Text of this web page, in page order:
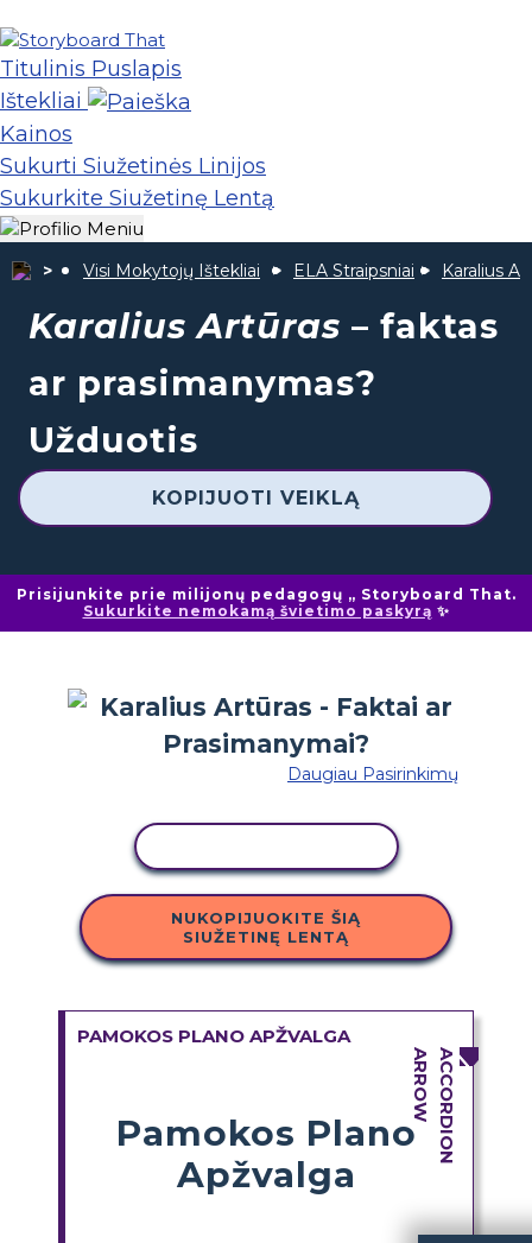
Titulinis Puslapis
Ištekliai
Kainos
Sukurti Siužetinės Linijos
Sukurkite Siužetinę Lentą
Visi Mokytojų Ištekliai ELA Straipsniai Karalius
Karalius Artūras – faktas
ar prasimanymas?
Užduotis
KOPIJUOTI VEIKLĄ
Prisijunkite prie milijonų pedagogų „ Storyboard That.
Sukurkite nemokamą švietimo paskyrą ✨
Daugiau Pasirinkimų
NUKOPIJUOKITE ŠIĄ
SIUŽETINĘ LENTĄ
PAMOKOS PLANO APŽVALGA
Pamokos Plano
Apžvalga